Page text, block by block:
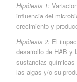
Hipótesis 1:
influencia del
crecimiento y
Hipótesis 2: El
desarrollo de HAB y
sustancias químicas
las algas y/o su